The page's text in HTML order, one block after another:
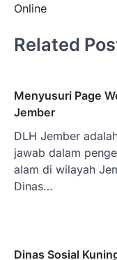
Online
Related
Menyusuri Page
Jember
DLH Jember
jawab dalam
alam di wilayah
Dinas…
Dinas Sosial